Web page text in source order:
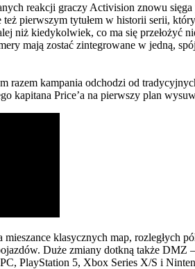
reakcji graczy Activision znowu
też pierwszym tytułem w historii serii,
niż kiedykolwiek, co ma się przełożyć
mają zostać zintegrowane w jedną,
razem kampania odchodzi od
kapitana Price’a na pierwszy plan
klasycznych map,
Duże zmiany dotkną także
PlayStation 5, Xbox Series X/S i